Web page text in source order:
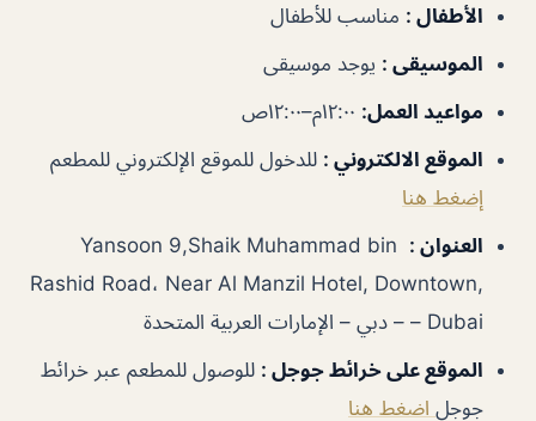
الأطفال : مناسب للأطفال
الموسيقى : يوجد موسيقى
مواعيد العمل:
الموقع الالكتروني : للدخول للموقع الإلكتروني للمطعم
إضغط هنا
العنوان :
Yansoon 9,Shaik Muhammad bin
Rashid Road، Near Al Manzil Hotel, Downtown,
Dubai – – دبي – الإمارات العربية المتحدة
الموقع على خرائط جوجل : للوصول للمطعم عبر خرائط
جوجل اضغط هنا